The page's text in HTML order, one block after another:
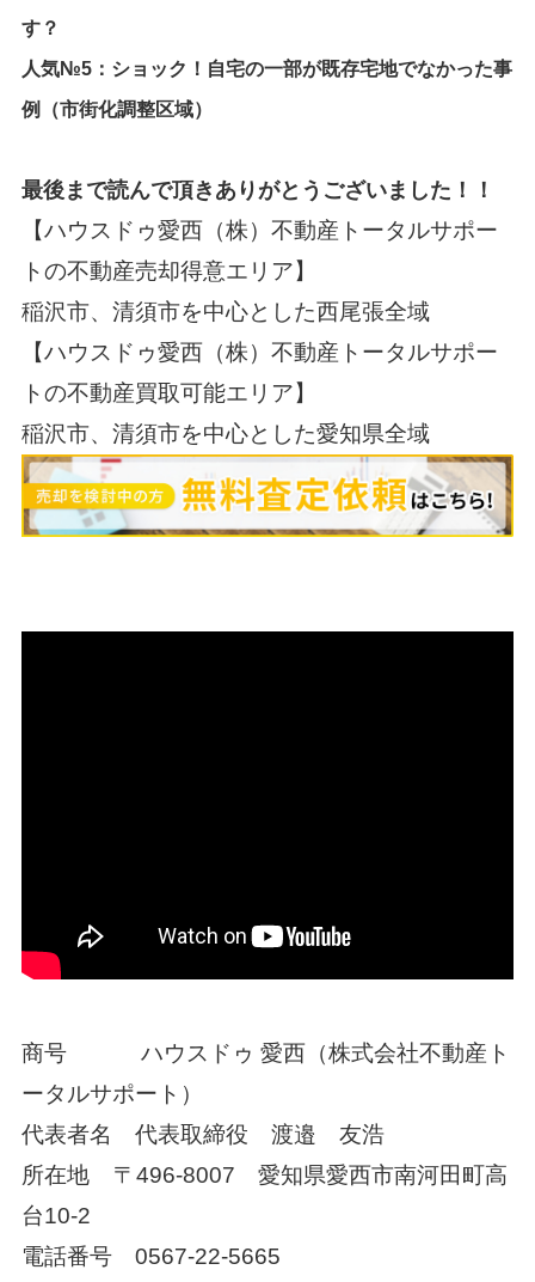
す？
人気№5： ショック！自宅の一部が既存宅地でなかった事
例（市街化調整区域）
最後まで読んで頂きありがとうございました！！
【ハウスドゥ愛西（株）不動産トータルサポー
トの不動産売却得意エリア】
稲沢市、清須市を中心とした西尾張全域
【ハウスドゥ愛西（株）不動産トータルサポー
トの不動産買取可能エリア】
稲沢市、清須市を中心とした愛知県全域
商号 ハウスドゥ 愛西（株式会社不動産ト
ータルサポート）
代表者名 代表取締役 渡邉 友浩
所在地
〒 496-8007 愛知県愛西市南河田町高
台10-2
電話番号 0567-22-5665